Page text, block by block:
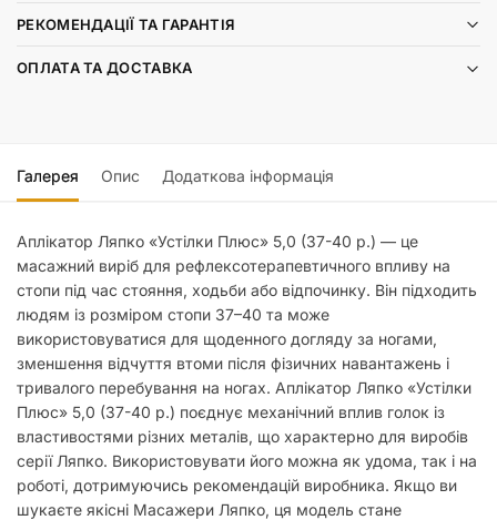
РЕКОМЕНДАЦІЇ ТА ГАРАНТІЯ
ОПЛАТА ТА ДОСТАВКА
Галерея Опис Додаткова інформація
Аплікатор Ляпко «Устілки Плюс» 5,0 (37-40 р.) — це
масажний виріб для рефлексотерапевтичного впливу на
стопи під час стояння, ходьби або відпочинку. Він підходить
людям із розміром стопи 37–40 та може
використовуватися для щоденного догляду за ногами,
зменшення відчуття втоми після фізичних навантажень і
тривалого перебування на ногах. Аплікатор Ляпко «Устілки
Плюс» 5,0 (37-40 р.) поєднує механічний вплив голок із
властивостями різних металів, що характерно для виробів
серії Ляпко. Використовувати його можна як удома, так і на
роботі, дотримуючись рекомендацій виробника. Якщо ви
шукаєте якісні Масажери Ляпко, ця модель стане